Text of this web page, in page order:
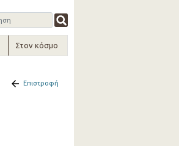
Στον κόσμο
Επιστροφή